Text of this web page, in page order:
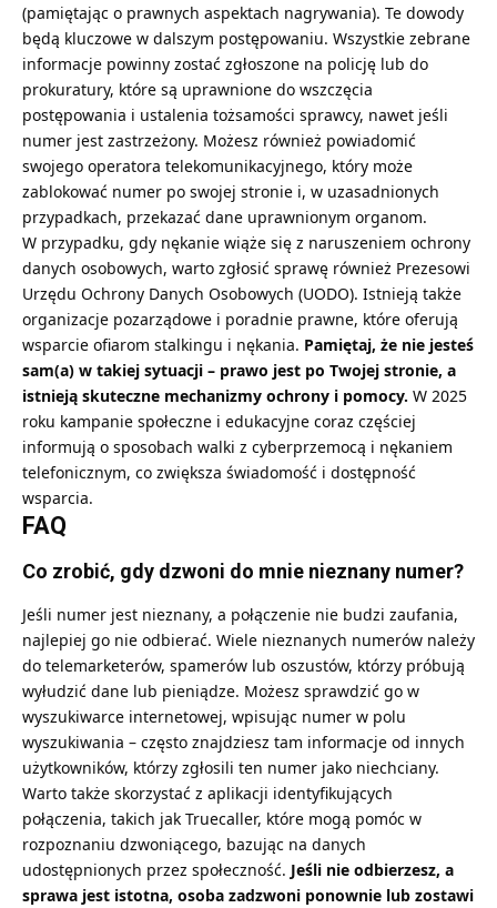
(pamiętając o prawnych aspektach nagrywania). Te dowody
będą kluczowe w dalszym postępowaniu. Wszystkie zebrane
informacje powinny zostać zgłoszone na policję lub do
prokuratury, które są uprawnione do wszczęcia
postępowania i ustalenia tożsamości sprawcy, nawet jeśli
numer jest zastrzeżony. Możesz również powiadomić
swojego operatora telekomunikacyjnego, który może
zablokować numer po swojej stronie i, w uzasadnionych
przypadkach, przekazać dane uprawnionym organom.
W przypadku, gdy nękanie wiąże się z naruszeniem ochrony
danych osobowych, warto zgłosić sprawę również Prezesowi
Urzędu Ochrony Danych Osobowych (UODO). Istnieją także
organizacje pozarządowe i poradnie prawne, które oferują
wsparcie ofiarom stalkingu i nękania. Pamiętaj, że nie jesteś
sam(a) w takiej sytuacji – prawo jest po Twojej stronie, a
istnieją skuteczne mechanizmy ochrony i pomocy. W 2025
roku kampanie społeczne i edukacyjne coraz częściej
informują o sposobach walki z cyberprzemocą i nękaniem
telefonicznym, co zwiększa świadomość i dostępność
wsparcia.
FAQ
Co zrobić, gdy dzwoni do mnie nieznany numer?
Jeśli numer jest nieznany, a połączenie nie budzi zaufania,
najlepiej go nie odbierać. Wiele nieznanych numerów należy
do telemarketerów, spamerów lub oszustów, którzy próbują
wyłudzić dane lub pieniądze. Możesz sprawdzić go w
wyszukiwarce internetowej, wpisując numer w polu
wyszukiwania – często znajdziesz tam informacje od innych
użytkowników, którzy zgłosili ten numer jako niechciany.
Warto także skorzystać z aplikacji identyfikujących
połączenia, takich jak Truecaller, które mogą pomóc w
rozpoznaniu dzwoniącego, bazując na danych
udostępnionych przez społeczność. Jeśli nie odbierzesz, a
sprawa jest istotna, osoba zadzwoni ponownie lub zostawi